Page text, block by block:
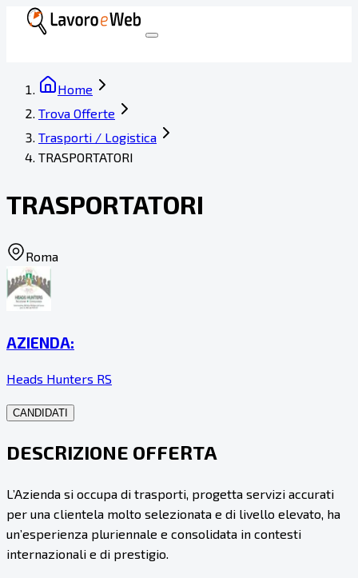
Home
Trova Offerte
Trasporti / Logistica
TRASPORTATORI
TRASPORTATORI
Roma
AZIENDA:
Heads Hunters RS
CANDIDATI
DESCRIZIONE OFFERTA
L’Azienda si occupa di trasporti, progetta servizi accurati
per una clientela molto selezionata e di livello elevato, ha
un’esperienza pluriennale e consolidata in contesti
internazionali e di prestigio.